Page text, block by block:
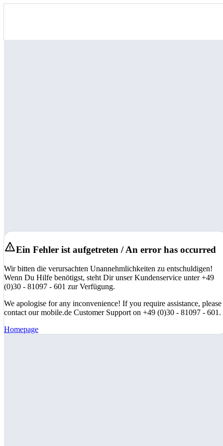
Ein Fehler ist aufgetreten / An error has occurred
Wir bitten die verursachten Unannehmlichkeiten zu entschuldigen!
Wenn Du Hilfe benötigst, steht Dir unser Kundenservice unter +49
(0)30 - 81097 - 601 zur Verfügung.
We apologise for any inconvenience! If you require assistance, please
contact our mobile.de Customer Support on +49 (0)30 - 81097 - 601.
Homepage